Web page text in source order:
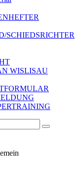
SCHIEDSRICHTER
WISLISAU